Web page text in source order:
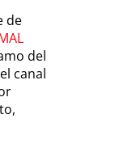
de
del
canal